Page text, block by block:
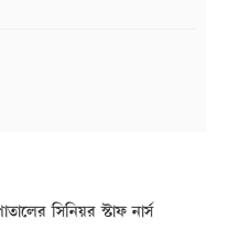
সিনিয়র স্টাফ নার্স